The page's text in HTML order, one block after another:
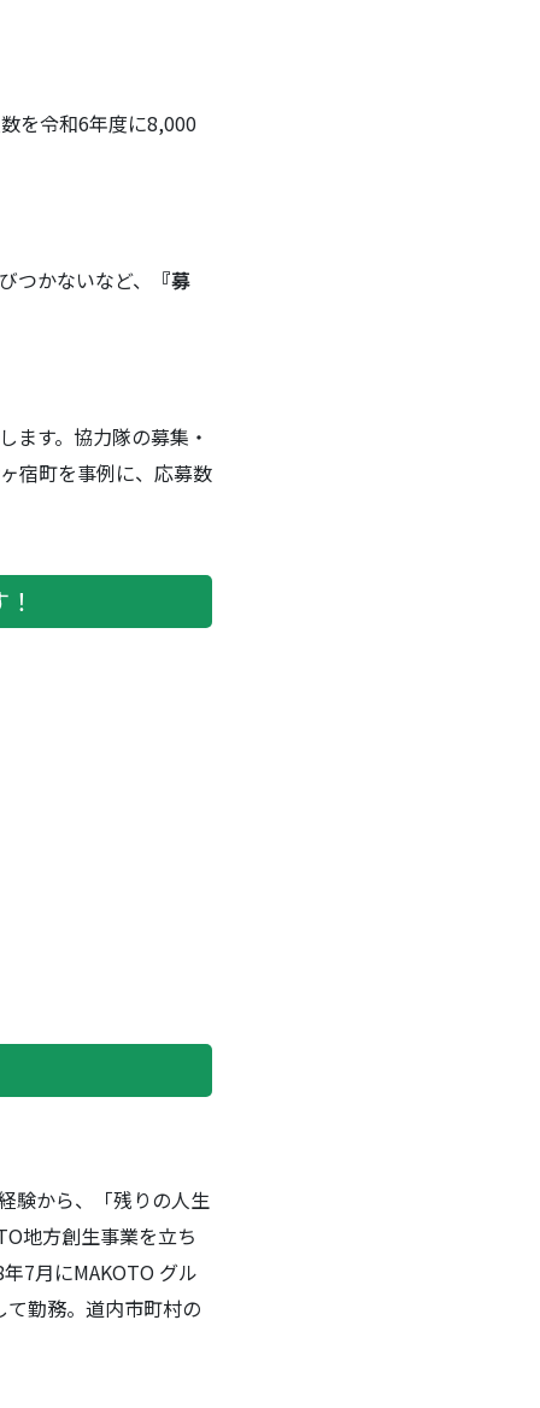
を令和6年度に8,000
かないなど、
『募
ます。協力隊の募集・
宿町を事例に、応募数
験から、「残りの人生
地方創生事業を立ち
7月にMAKOTO グル
勤務。道内市町村の